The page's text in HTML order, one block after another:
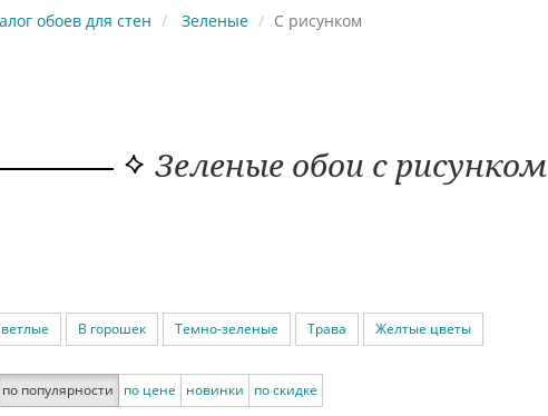
обоев для стен Зеленые С рисунком
Зеленые обои с рисунком
В горошек Темно-зеленые Трава Желтые цветы
по популярности по цене новинки по скидке